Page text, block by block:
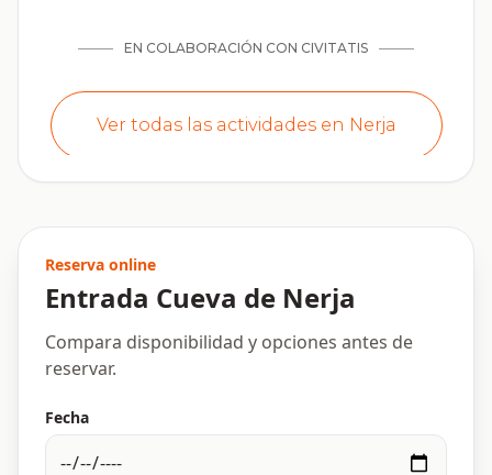
Reserva online
Entrada Cueva de Nerja
Compara disponibilidad y opciones antes de
reservar.
Fecha